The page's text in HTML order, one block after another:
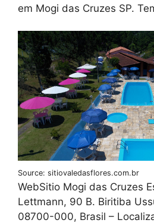
em Mogi das Cruzes SP.
Source: sitiovaledasflores.com.br
WebSitio Mogi das Cruzes
Lettmann, 90 B. Biritiba
08700-000, Brasil –